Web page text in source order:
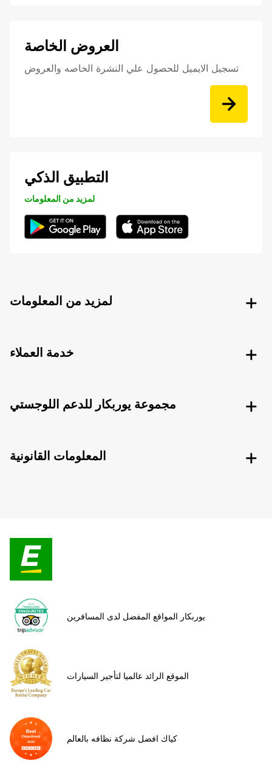
العروض الخاصة
تسجيل الايميل للحصول علي النشرة الخاصه والعروض
التطبيق الذكي
لمزيد من المعلومات
لمزيد من المعلومات
خدمة العملاء
مجموعة يوربكار للدعم اللوجستي
المعلومات القانونية
يوربكار المواقع المفضل لدى المسافرين
الموقع الرائد عالميا لتأجير السيارات
كياك افضل شركة نظافه بالعالم